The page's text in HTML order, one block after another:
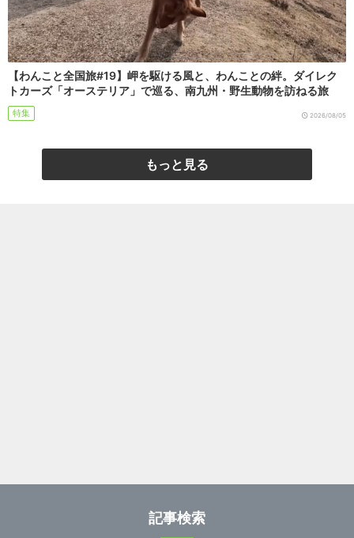
【わんこと全国旅#19】岬を駆ける風と、わんことの絆。ダイレク
トカーズ「オーステリア」で巡る、南九州・野生動物を訪ねる旅
特集 2026/08/05
もっと見る
記事検索